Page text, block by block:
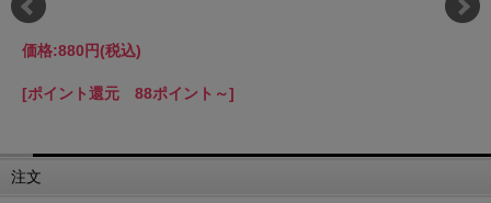
価格:880円(税込)
[ポイント還元 88ポイント～]
注文